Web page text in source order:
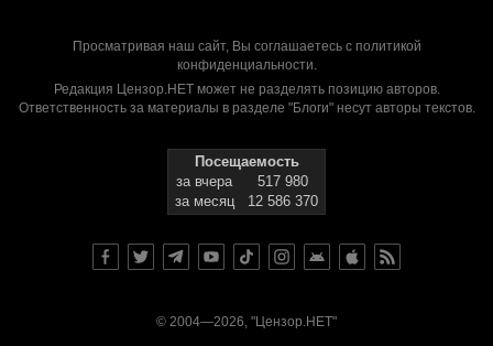
Просматривая наш сайт, Вы соглашаетесь с политикой
конфиденциальности.
Редакция Цензор.НЕТ может не разделять позицию авторов.
Ответственность за материалы в разделе "Блоги" несут авторы текстов.
Посещаемость
за вчера
517 980
за месяц
12 586 370
© 2004—2026, "Цензор.НЕТ"